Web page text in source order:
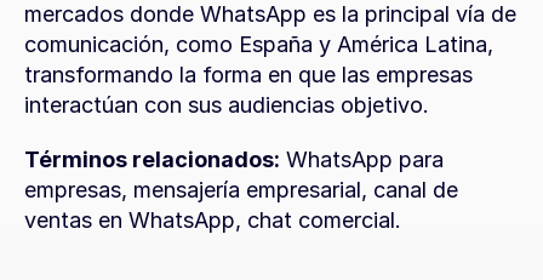
mercados donde WhatsApp es la principal vía de
comunicación, como España y América Latina,
transformando la forma en que las empresas
interactúan con sus audiencias objetivo.
Términos relacionados: WhatsApp para
empresas, mensajería empresarial, canal de
ventas en WhatsApp, chat comercial.